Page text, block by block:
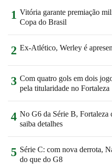
1 Vitória garante premiação
Copa do Brasil
2 Ex-Atlético, Werley é
3 Com quatro gols em dois
pela titularidade no Fortaleza
4 No G6 da Série B,
saiba detalhes
5 Série C: com nova derrota,
do que do G8